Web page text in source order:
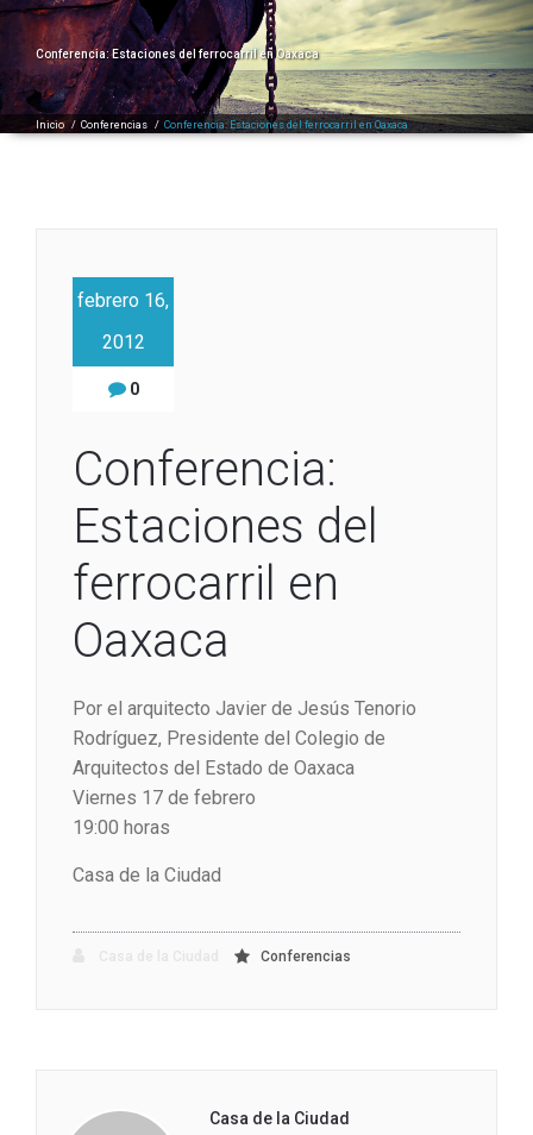
Conferencia: Estaciones del ferrocarril en Oaxaca
Inicio / Conferencias / Conferencia: Estaciones del ferrocarril en Oaxaca
febrero 16,
2012
0
Conferencia:
Estaciones del
ferrocarril en
Oaxaca
Por el arquitecto Javier de Jesús Tenorio
Rodríguez, Presidente del Colegio de
Arquitectos del Estado de Oaxaca
Viernes 17 de febrero
19:00 horas
Casa de la Ciudad
Conferencias
Casa de la Ciudad